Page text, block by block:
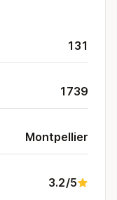
131
1739
Montpellier
3.2/5